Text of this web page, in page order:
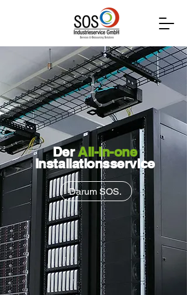
DerAll-in-one
Installationsservice
Darum SOS.